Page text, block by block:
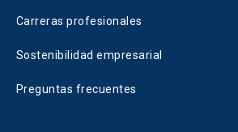
Carreras profesionales
Sostenibilidad empresarial
Preguntas frecuentes